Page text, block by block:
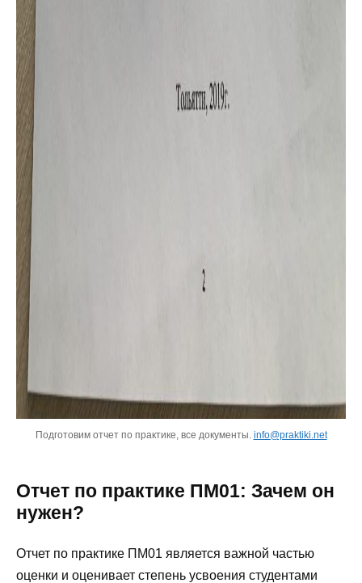
Подготовим отчет по практике, все документы. info@praktiki.net
Отчет по практике ПМ01: Зачем он
нужен?
Отчет по практике ПМ01 является важной частью
оценки и оценивает степень усвоения студентами